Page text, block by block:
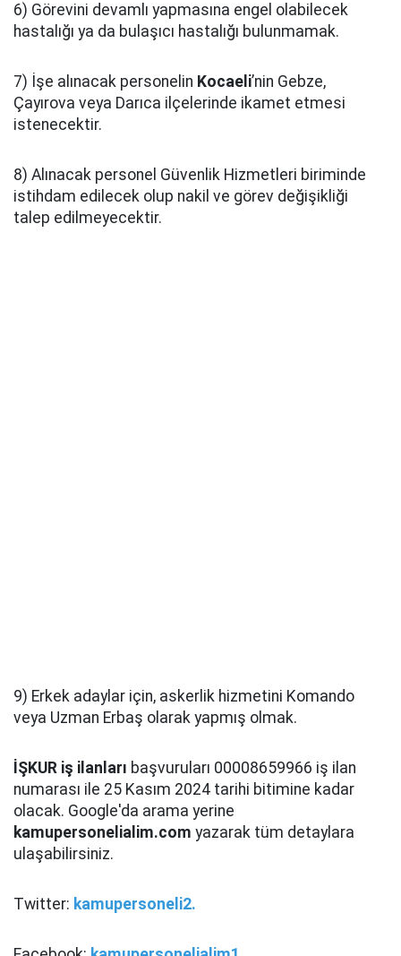
6) Görevini devamlı yapmasına engel olabilecek
hastalığı ya da bulaşıcı hastalığı bulunmamak.
7) İşe alınacak personelin Kocaeli’nin Gebze,
Çayırova veya Darıca ilçelerinde ikamet etmesi
istenecektir.
8) Alınacak personel Güvenlik Hizmetleri biriminde
istihdam edilecek olup nakil ve görev değişikliği
talep edilmeyecektir.
9) Erkek adaylar için, askerlik hizmetini Komando
veya Uzman Erbaş olarak yapmış olmak.
İŞKUR iş ilanları başvuruları 00008659966 iş ilan
numarası ile 25 Kasım 2024 tarihi bitimine kadar
olacak. Google'da arama yerine
kamupersonelialim.com yazarak tüm detaylara
ulaşabilirsiniz.
Twitter: kamupersoneli2.